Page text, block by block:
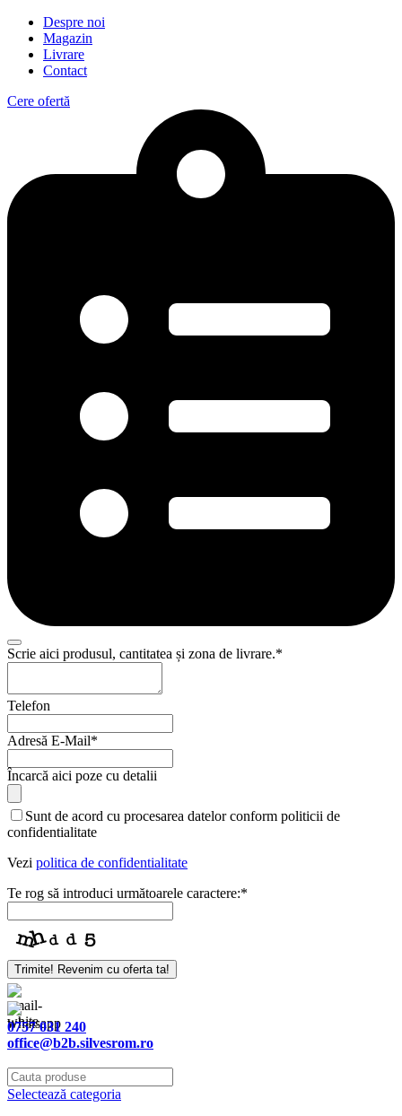
Despre noi
Magazin
Livrare
Contact
Cere ofertă
Scrie aici produsul, cantitatea și zona de livrare.*
Telefon
Adresă E-Mail*
Încarcă aici poze cu detalii
Sunt de acord cu procesarea datelor conform politicii de
confidentialitate
Vezi politica de confidentialitate
Te rog să introduci următoarele caractere:*
Trimite! Revenim cu oferta ta!
Phone
Number
0757 031 240
office@b2b.silvesrom.ro
Selectează categoria